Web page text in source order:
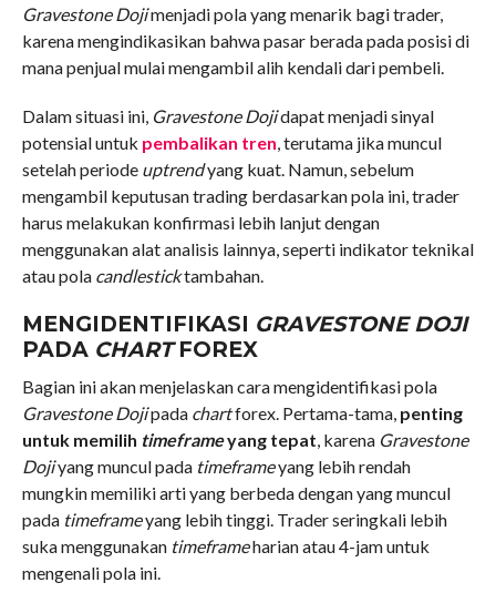
Gravestone Dojimenjadi pola yang menarik bagi trader,
karena mengindikasikan bahwa pasar berada pada posisi di
mana penjual mulai mengambil alih kendali dari pembeli.
Dalam situasi ini, Gravestone Dojidapat menjadi sinyal
potensial untuk pembalikan tren, terutama jika muncul
setelah periode uptrendyang kuat. Namun, sebelum
mengambil keputusan trading berdasarkan pola ini, trader
harus melakukan konfirmasi lebih lanjut dengan
menggunakan alat analisis lainnya, seperti indikator teknikal
atau pola candlesticktambahan.
MENGIDENTIFIKASI GRAVESTONE DOJI
PADA CHARTFOREX
Bagian ini akan menjelaskan cara mengidentifikasi pola
Gravestone Dojipada chartforex. Pertama-tama, penting
untuk memilih timeframeyang tepat, karena Gravestone
Dojiyang muncul pada timeframeyang lebih rendah
mungkin memiliki arti yang berbeda dengan yang muncul
pada timeframeyang lebih tinggi. Trader seringkali lebih
suka menggunakan timeframeharian atau 4-jam untuk
mengenali pola ini.